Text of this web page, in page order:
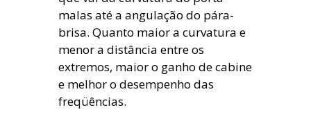
malas até a angulação do pára-
brisa. Quanto maior a curvatura e
menor a distância entre os
extremos, maior o ganho de cabine
e melhor o desempenho das
freqüências.